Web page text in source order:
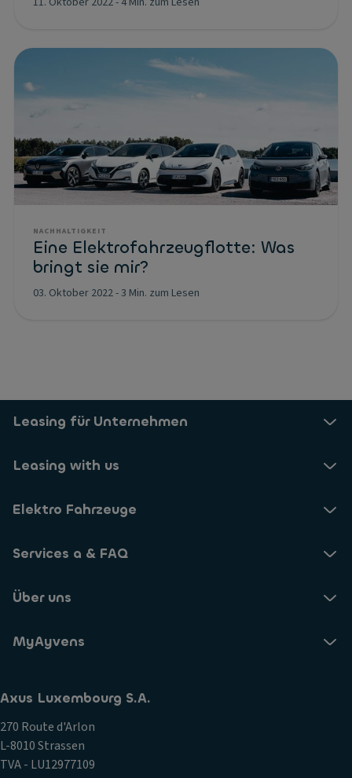
NACHHALTIGKEIT
Eine Elektrofahrzeugflotte: Was
bringt sie mir?
03. Oktober 2022-3 Min. zum Lesen
Leasing für Unternehmen
Leasing with us
Elektro Fahrzeuge
Services a & FAQ
Über uns
MyAyvens
Axus Luxembourg S.A.
270 Route d'Arlon
L-8010 Strassen
TVA - LU12977109